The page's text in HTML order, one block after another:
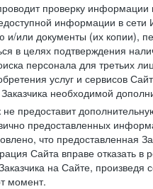
проверку информации
информации в
или документы (их копии),
в целях подтверждения
персонала для третьих
услуг и сервисов
необходимой
не предоставит
предоставленных
что предоставленная
Сайта вправе отказать
на Сайте, произведя
момент.